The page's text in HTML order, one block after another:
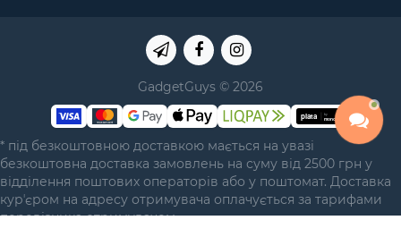
GadgetGuys © 2026
* під безкоштовною доставкою мається на увазі
безкоштовна доставка замовлень на суму від 2500 грн у
відділення поштових операторів або у поштомат. Доставка
курʼєром на адресу отримувача оплачується за тарифами
перевізника отримувачем.